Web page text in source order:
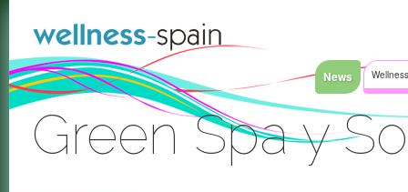
News
Green Spa y